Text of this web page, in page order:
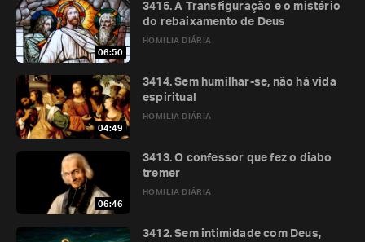
06:50
HOMILIA DIÁRIA
3415. A Transfiguração e o mistério
do rebaixamento de Deus
04:49
HOMILIA DIÁRIA
3414. Sem humilhar-se, não há vida
espiritual
06:46
HOMILIA DIÁRIA
3413. O confessor que fez o diabo
tremer
3412. Sem intimidade com Deus,